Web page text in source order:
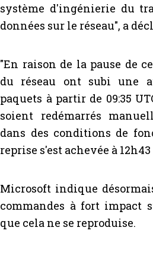
système d'ingénierie du
données sur le réseau", a
"En raison de la pause de
du réseau ont subi une
paquets à partir de 09:35
soient redémarrés
dans des conditions de
reprise s'est achevée à 12h43
Microsoft indique
commandes à fort impact
que cela ne se reproduise.